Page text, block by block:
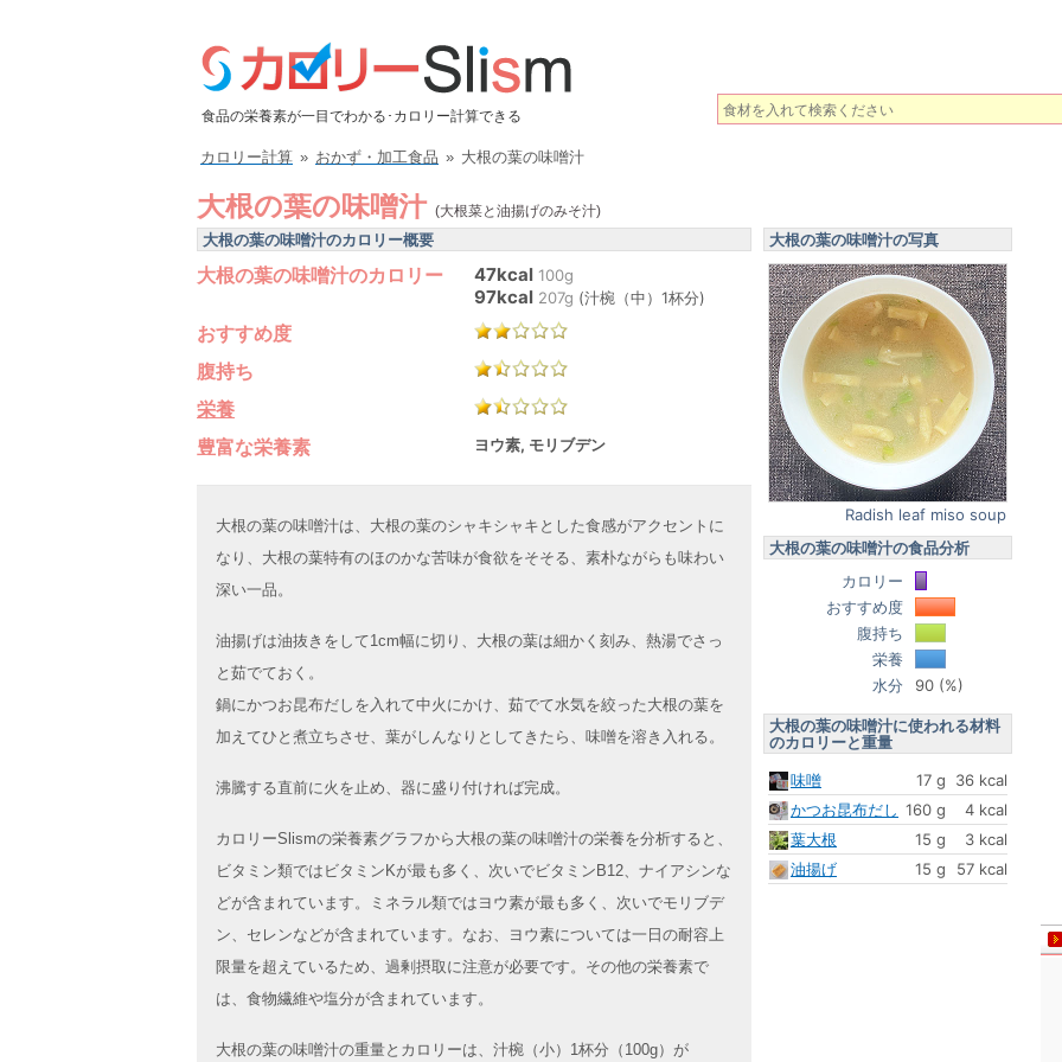
食品の栄養素が一目でわかる･カロリー計算できる
カロリー計算 » おかず・加工食品 » 大根の葉の味噌汁
大根の葉の味噌汁 (大根菜と油揚げのみそ汁)
大根の葉の味噌汁のカロリー概要
大根の葉の味噌汁のカロリー 47kcal 100g
97kcal 207g (汁椀（中）1杯分)
おすすめ度
腹持ち
栄養
豊富な栄養素
ヨウ素, モリブデン
大根の葉の味噌汁は、大根の葉のシャキシャキとした食感がアクセントに
なり、大根の葉特有のほのかな苦味が食欲をそそる、素朴ながらも味わい
深い一品。
油揚げは油抜きをして1cm幅に切り、大根の葉は細かく刻み、熱湯でさっ
と茹でておく。
鍋にかつお昆布だしを入れて中火にかけ、茹でて水気を絞った大根の葉を
加えてひと煮立ちさせ、葉がしんなりとしてきたら、味噌を溶き入れる。
沸騰する直前に火を止め、器に盛り付ければ完成。
カロリーSlismの栄養素グラフから大根の葉の味噌汁の栄養を分析すると、
ビタミン類ではビタミンKが最も多く、次いでビタミンB12、ナイアシンな
どが含まれています。ミネラル類ではヨウ素が最も多く、次いでモリブデ
ン、セレンなどが含まれています。なお、ヨウ素については一日の耐容上
限量を超えているため、過剰摂取に注意が必要です。その他の栄養素で
は、食物繊維や塩分が含まれています。
大根の葉の味噌汁の重量とカロリーは、汁椀（小）1杯分（100g）が
大根の葉の味噌汁の写真
Radish leaf miso soup
大根の葉の味噌汁の食品分析
カロリー
おすすめ度
腹持ち
栄養
水分
90 (%)
大根の葉の味噌汁に使われる材料
のカロリーと重量
味噌
17 g
36 kcal
かつお昆布だし 160 g
4 kcal
葉大根
15 g
3 kcal
油揚げ
15 g 57 kcal